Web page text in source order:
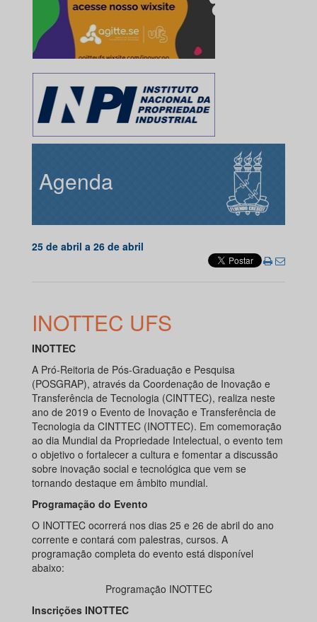
Agenda
25 de abril a 26 de abril
INOTTEC UFS
INOTTEC
A Pró-Reitoria de Pós-Graduação e Pesquisa
(POSGRAP), através da Coordenação de Inovação e
Transferência de Tecnologia (CINTTEC), realiza neste
ano de 2019 o Evento de Inovação e Transferência de
Tecnologia da CINTTEC (INOTTEC). Em comemoração
ao dia Mundial da Propriedade Intelectual, o evento tem
o objetivo o fortalecer a cultura e fomentar a discussão
sobre inovação social e tecnológica que vem se
tornando destaque em âmbito mundial.
Programação do Evento
O INOTTEC ocorrerá nos dias 25 e 26 de abril do ano
corrente e contará com palestras, cursos. A
programação completa do evento está disponível
abaixo:
Programação INOTTEC
Inscrições INOTTEC